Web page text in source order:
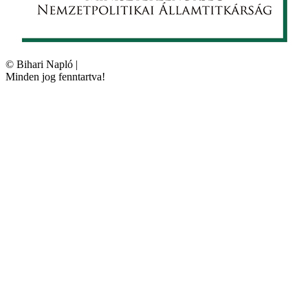
© Bihari Napló |
Minden jog fenntartva!